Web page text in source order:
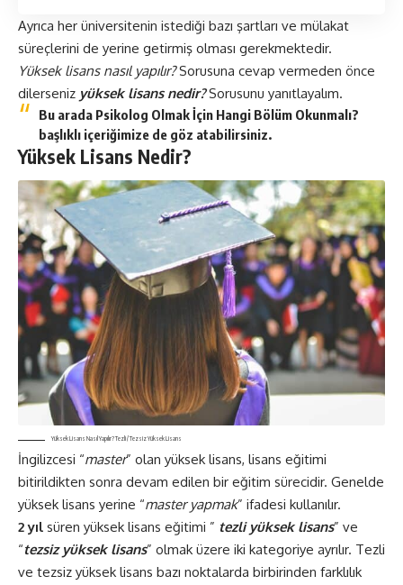
Ayrıca her üniversitenin istediği bazı şartları ve mülakat
süreçlerini de yerine getirmiş olması gerekmektedir.
Yüksek lisans nasıl yapılır?Sorusuna cevap vermeden önce
dilerseniz yüksek lisans nedir?Sorusunu yanıtlayalım.
Bu arada Psikolog Olmak İçin Hangi Bölüm Okunmalı?
başlıklı içeriğimize de göz atabilirsiniz.
Yüksek Lisans Nedir?
Yüksek Lisans Nasıl Yapılır? Tezli / Tezsiz Yüksek Lisans
İngilizcesi “master” olan yüksek lisans, lisans eğitimi
bitirildikten sonra devam edilen bir eğitim sürecidir. Genelde
yüksek lisans yerine “master yapmak” ifadesi kullanılır.
2 yıl süren yüksek lisans eğitimi ” tezli yüksek lisans” ve
“tezsiz yüksek lisans” olmak üzere iki kategoriye ayrılır. Tezli
ve tezsiz yüksek lisans bazı noktalarda birbirinden farklılık